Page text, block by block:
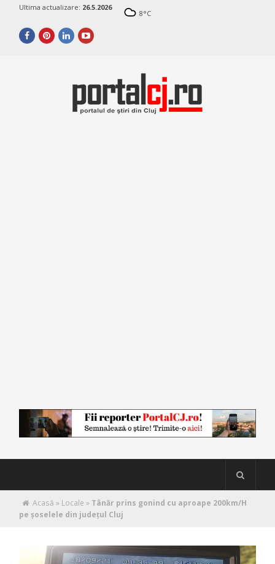
Ultima actualizare: 26.5.2026
8°C
Acasă » Locale » Tânăr prins gonind cu aproape 200km/H
pe șoselele din județul Cluj